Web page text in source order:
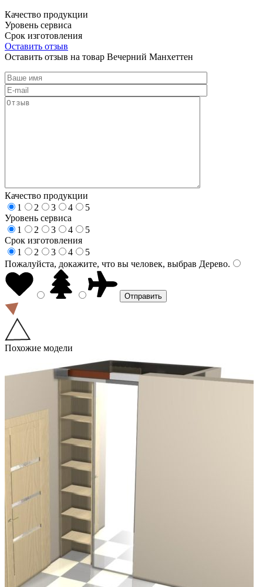
Качество продукции
Уровень сервиса
Срок изготовления
Оставить отзыв
Оставить отзыв на товар Вечерний Манхеттен
Качество продукции
1
2 3 4
5
Уровень сервиса
1
2 3 4
5
Срок изготовления
1
2 3 4
5
Пожалуйста, докажите, что вы человек, выбрав Дерево.
Похожие модели